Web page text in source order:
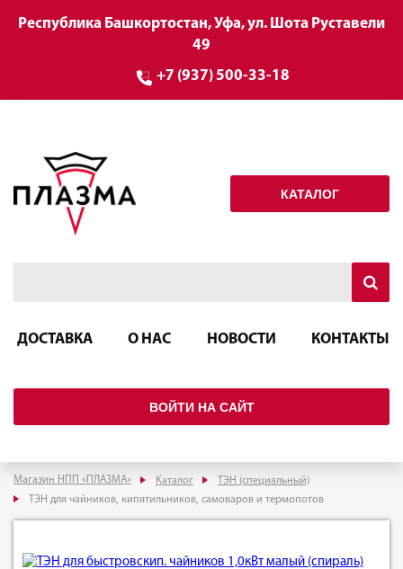
Республика Башкортостан, Уфа, ул. Шота Руставели
49
+7 (937) 500-33-18
КАТАЛОГ
ДОСТАВКА О НАС НОВОСТИ КОНТАКТЫ
ВОЙТИ НА САЙТ
Магазин НПП «ПЛАЗМА» Каталог
ТЭН (специальный)
ТЭН для чайников, кипятильников, самоваров и термопотов